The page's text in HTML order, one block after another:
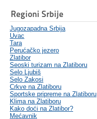
Regioni Srbije
Jugozapadna Srbija
Uvac
Tara
Perućačko jezero
Zlatibor
Seoski turizam na Zlatiboru
Selo Ljubiš
Selo Zakosi
Crkve na Zlatiboru
Sportske pripreme na Zlatiboru
Klima na Zlatiboru
Kako doći na Zlatibor?
Mećavnik